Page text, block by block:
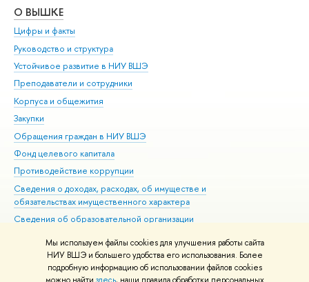
Мы используем файлы cookies для улучшения работы сайта
НИУ ВШЭ и большего удобства его использования. Более
подробную информацию об использовании файлов cookies
О ВЫШКЕ
Цифры и факты
Руководство и структура
Устойчивое развитие в НИУ ВШЭ
Преподаватели и сотрудники
Корпуса и общежития
Закупки
Обращения граждан в НИУ ВШЭ
Фонд целевого капитала
Противодействие коррупции
Сведения о доходах, расходах, об имуществе и
обязательствах имущественного характера
Сведения об образовательной организации
Людям с ограниченными возможностями здоровья
Единая платежная страница
Работа в Вышке